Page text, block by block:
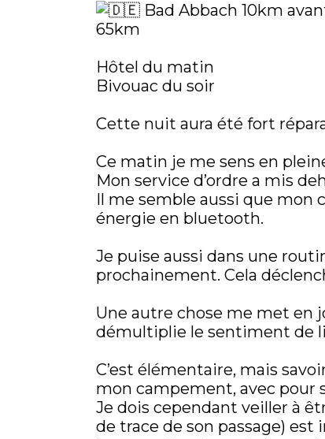
Bad Abbach 10km
65km
Hôtel du matin
Bivouac du soir
Cette nuit aura été fort
Ce matin je me sens en
Mon service d’ordre a mis
Il me semble aussi que mon
énergie en bluetooth.
Je puise aussi dans une
prochainement. Cela
Une autre chose me met en
démultiplie le sentiment de
C’est élémentaire, mais
mon campement, avec pour
Je dois cependant veiller à
de trace de son passage)